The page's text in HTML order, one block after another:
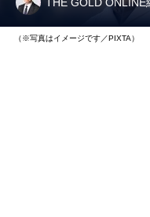
（※写真はイメージです／PIXTA）